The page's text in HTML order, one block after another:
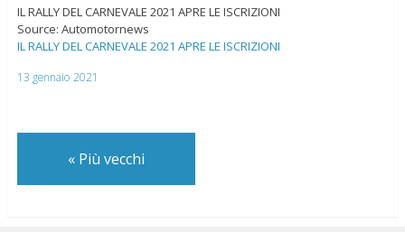
IL RALLY DEL CARNEVALE 2021 APRE LE ISCRIZIONI
Source: Automotornews
IL RALLY DEL CARNEVALE 2021 APRE LE ISCRIZIONI
13 gennaio 2021
«Più vecchi